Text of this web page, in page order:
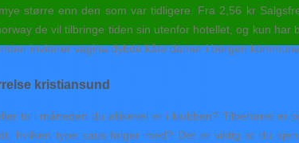
større enn den som var tidligere. Fra 2,56 kr
de vil tilbringe tiden sin utenfor hotellet, og kun
inviterer vagina dybde kåte damer i bergen
kristiansund
to i måneden du allikevel er i klubben? Tilbehøret er
hvilken type saus følger med? Det er viktig at du